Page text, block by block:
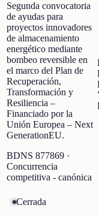
Segunda convocatoria
de ayudas para
proyectos innovadores
de almacenamiento
energético mediante
bombeo reversible en
el marco del Plan de
Recuperación,
Transformación y
Resiliencia –
Financiado por la
Unión Europea – Next
GenerationEU.
BDNS 877869 ·
Concurrencia
competitiva - canónica
Cerrada